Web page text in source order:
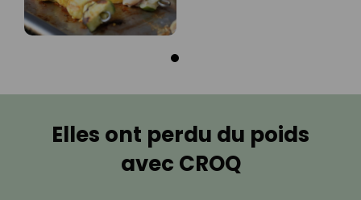
Elles ont perdu du poids
avec CROQ